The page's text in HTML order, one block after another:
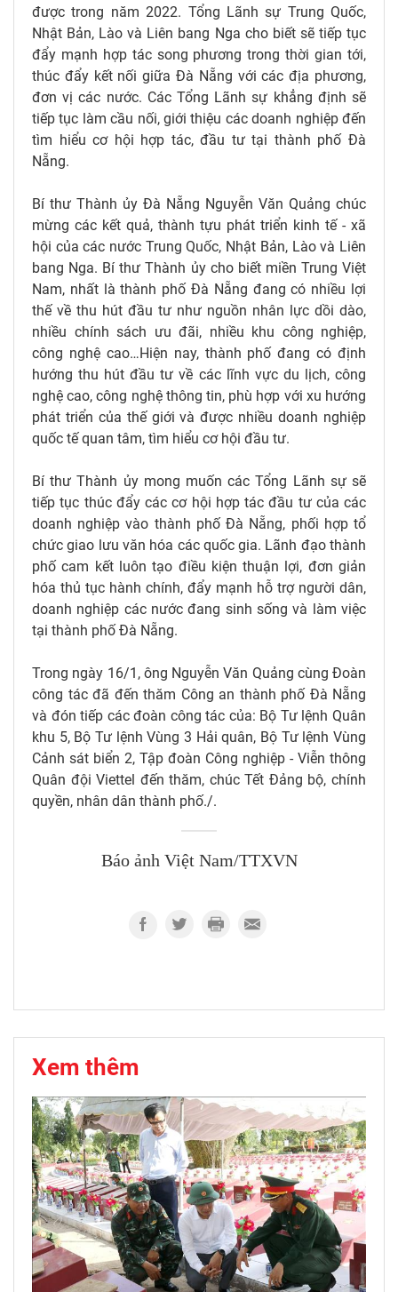
được trong năm 2022. Tổng Lãnh sự Trung Quốc,
Nhật Bản, Lào và Liên bang Nga cho biết sẽ tiếp tục
đẩy mạnh hợp tác song phương trong thời gian tới,
thúc đẩy kết nối giữa Đà Nẵng với các địa phương,
đơn vị các nước. Các Tổng Lãnh sự khẳng định sẽ
tiếp tục làm cầu nối, giới thiệu các doanh nghiệp đến
tìm hiểu cơ hội hợp tác, đầu tư tại thành phố Đà
Nẵng.
Bí thư Thành ủy Đà Nẵng Nguyễn Văn Quảng chúc
mừng các kết quả, thành tựu phát triển kinh tế - xã
hội của các nước Trung Quốc, Nhật Bản, Lào và Liên
bang Nga. Bí thư Thành ủy cho biết miền Trung Việt
Nam, nhất là thành phố Đà Nẵng đang có nhiều lợi
thế về thu hút đầu tư như nguồn nhân lực dồi dào,
nhiều chính sách ưu đãi, nhiều khu công nghiệp,
công nghệ cao…Hiện nay, thành phố đang có định
hướng thu hút đầu tư về các lĩnh vực du lịch, công
nghệ cao, công nghệ thông tin, phù hợp với xu hướng
phát triển của thế giới và được nhiều doanh nghiệp
quốc tế quan tâm, tìm hiểu cơ hội đầu tư.
Bí thư Thành ủy mong muốn các Tổng Lãnh sự sẽ
tiếp tục thúc đẩy các cơ hội hợp tác đầu tư của các
doanh nghiệp vào thành phố Đà Nẵng, phối hợp tổ
chức giao lưu văn hóa các quốc gia. Lãnh đạo thành
phố cam kết luôn tạo điều kiện thuận lợi, đơn giản
hóa thủ tục hành chính, đẩy mạnh hỗ trợ người dân,
doanh nghiệp các nước đang sinh sống và làm việc
tại thành phố Đà Nẵng.
Trong ngày 16/1, ông Nguyễn Văn Quảng cùng Đoàn
công tác đã đến thăm Công an thành phố Đà Nẵng
và đón tiếp các đoàn công tác của: Bộ Tư lệnh Quân
khu 5, Bộ Tư lệnh Vùng 3 Hải quân, Bộ Tư lệnh Vùng
Cảnh sát biển 2, Tập đoàn Công nghiệp - Viễn thông
Quân đội Viettel đến thăm, chúc Tết Đảng bộ, chính
quyền, nhân dân thành phố./.
Báo ảnh Việt Nam/TTXVN
Xem thêm